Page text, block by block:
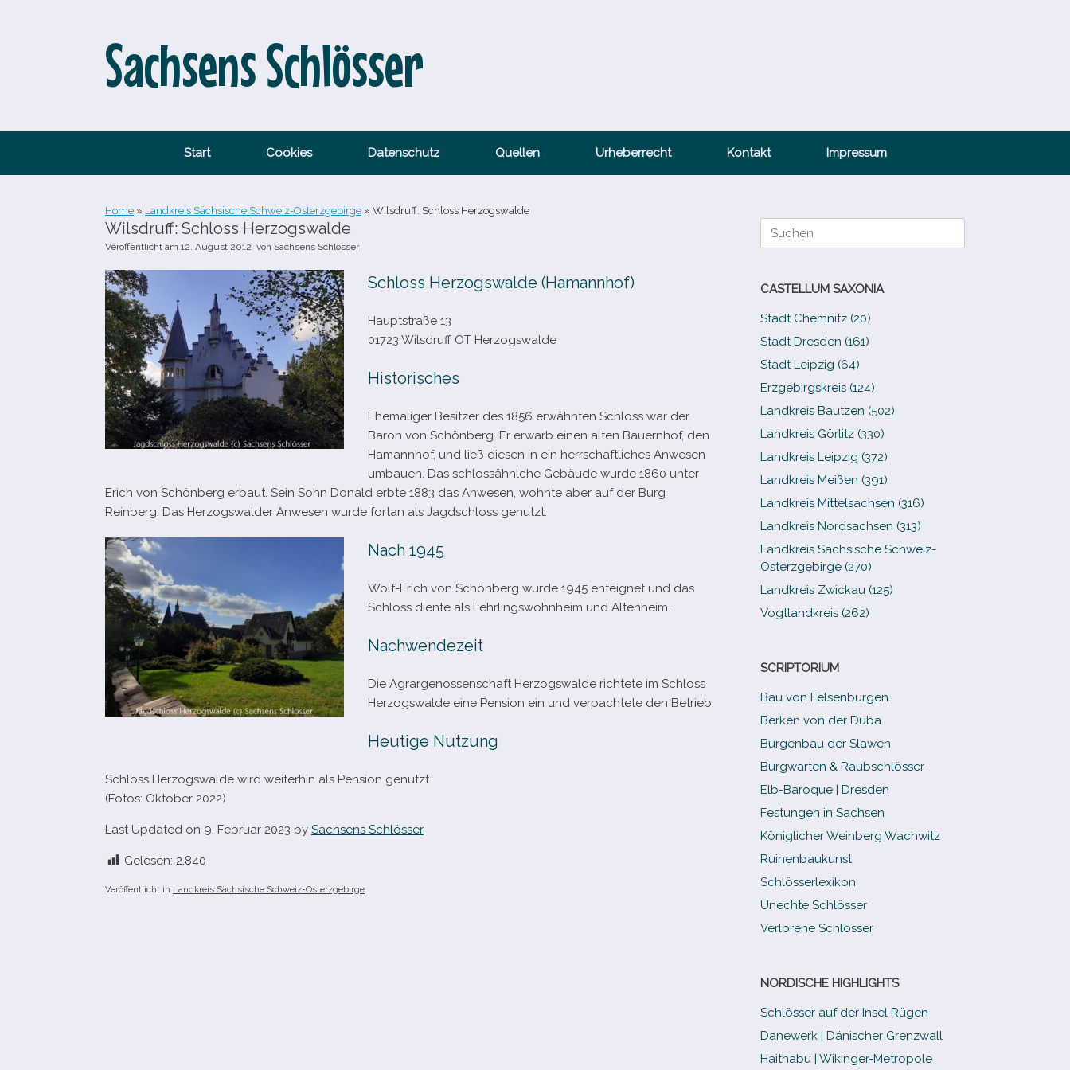
Sachsens Schlösser
Start Cookies Datenschutz Quellen Urheberrecht Kontakt Impressum
Home » Landkreis Sächsische Schweiz-Osterzgebirge » Wilsdruff: Schloss Herzogswalde
Wilsdruff: Schloss Herzogswalde
Veröffentlicht am 12. August 2012 von Sachsens Schlösser
Schloss Herzogswalde (Hamannhof)
Hauptstraße 13
01723 Wilsdruff OT Herzogswalde
Historisches
Ehemaliger Besitzer des 1856 erwähn­ten Schloss war der
Baron von Schönberg. Er erwarb einen alten Bauernhof, den
Hamannhof, und ließ die­sen in ein herr­schaft­li­ches Anwesen
umbauen. Das schloss­ähnlche Gebäude wurde 1860 unter
Erich von Schönberg erbaut. Sein Sohn Donald erbte 1883 das Anwesen, wohnte aber auf der Burg
Reinberg. Das Herzogswalder Anwesen wurde fortan als Jagdschloss genutzt.
Nach 1945
Wolf-​Erich von Schönberg wurde 1945 ent­eig­net und das
Schloss diente als Lehrlingswohnheim und Altenheim.
Nachwendezeit
Die Agrargenossenschaft Herzogswalde rich­tete im Schloss
Herzogswalde eine Pension ein und ver­pach­tete den Betrieb.
Heutige Nutzung
Schloss Herzogswalde wird wei­ter­hin als Pension genutzt.
(Fotos: Oktober 2022)
Last Updated on 9. Februar 2023 by Sachsens Schlösser
Gelesen: 2.840
Veröffentlicht in Landkreis Sächsische Schweiz-Osterzgebirge
Suche
nach:
CASTELLUM SAXONIA
Stadt Chemnitz (20)
Stadt Dresden (161)
Stadt Leipzig (64)
Erzgebirgskreis (124)
Landkreis Bautzen (502)
Landkreis Görlitz (330)
Landkreis Leipzig (372)
Landkreis Meißen (391)
Landkreis Mittelsachsen (316)
Landkreis Nordsachsen (313)
Landkreis Sächsische Schweiz-​
Osterzgebirge (270)
Landkreis Zwickau (125)
Vogtlandkreis (262)
SCRIPTORIUM
Bau von Felsenburgen
Berken von der Duba
Burgenbau der Slawen
Burgwarten & Raubschlösser
Elb-​Baroque | Dresden
Festungen in Sachsen
Königlicher Weinberg Wachwitz
Ruinenbaukunst
Schlösserlexikon
Unechte Schlösser
Verlorene Schlösser
NORDISCHE HIGHLIGHTS
Schlösser auf der Insel Rügen
Danewerk | Dänischer Grenzwall
Haithabu | Wikinger-Metropole